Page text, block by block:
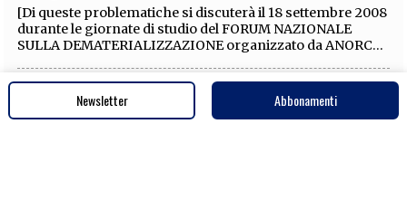
[Di queste problematiche si discuterà il 18 settembre 2008
durante le giornate di studio del FORUM NAZIONALE
SULLA DEMATERIALIZZAZIONE organizzato da ANORC...
diAndrea Lisi
Newsletter Abbonamenti